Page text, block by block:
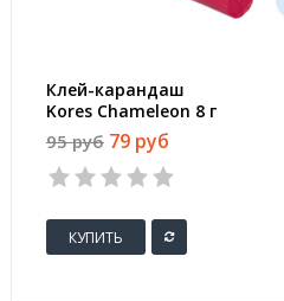
Клей-карандаш
Kores Chameleon 8 г
цветной
(исчезающий цвет)
95 руб 79 руб
КУПИТЬ